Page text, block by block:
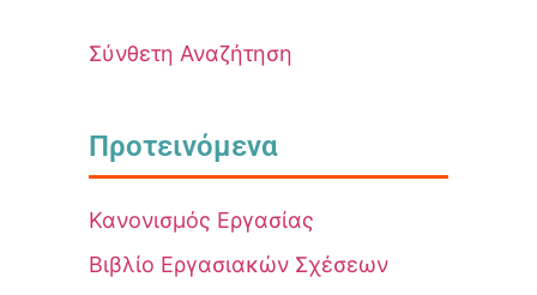
Σύνθετη Αναζήτηση
Προτεινόμενα
Κανονισμός Εργασίας
Βιβλίο Εργασιακών Σχέσεων